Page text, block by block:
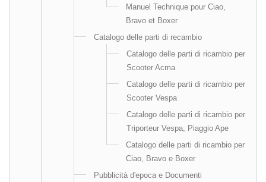
Manuel Technique pour Ciao,
Bravo et Boxer
Catalogo delle parti di recambio
Catalogo delle parti di ricambio per
Scooter Acma
Catalogo delle parti di ricambio per
Scooter Vespa
Catalogo delle parti di ricambio per
Triporteur Vespa, Piaggio Ape
Catalogo delle parti di ricambio per
Ciao, Bravo e Boxer
Pubblicità d'epoca e Documenti